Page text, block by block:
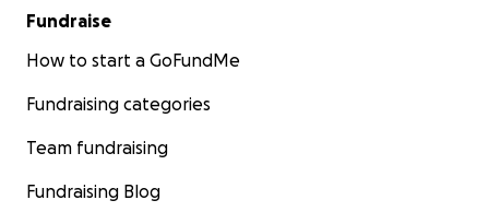
Fundraise
How to start a GoFundMe
Fundraising categories
Team fundraising
Fundraising Blog